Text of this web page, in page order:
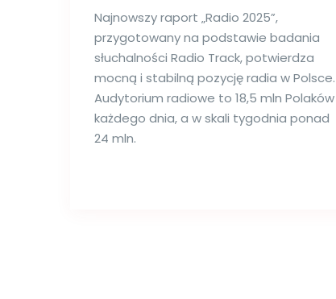
Najnowszy raport „Radio 2025”,
przygotowany na podstawie badania
słuchalności Radio Track, potwierdza
mocną i stabilną pozycję radia w Polsce.
Audytorium radiowe to 18,5 mln Polaków
każdego dnia, a w skali tygodnia ponad
24 mln.